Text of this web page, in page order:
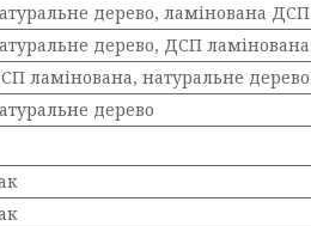
дерево, ламінована ДСП
дерево, ДСП ламінована
ламінована, натуральне дерево
дерево